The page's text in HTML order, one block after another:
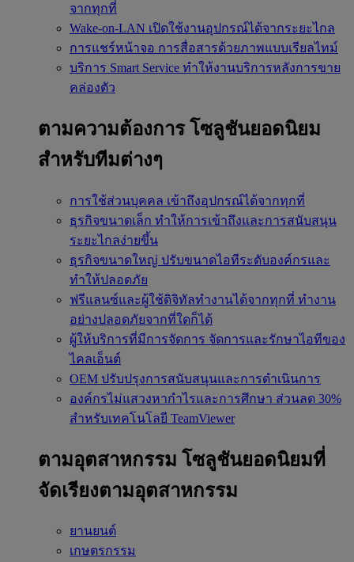
จากทุกที่
Wake-on-LAN เปิดใช้งานอุปกรณ์ได้จากระยะไกล
การแชร์หน้าจอ การสื่อสารด้วยภาพแบบเรียลไทม์
บริการ Smart Service ทำให้งานบริการหลังการขาย
คล่องตัว
ตามความต้องการ โซลูชันยอดนิยม
สำหรับทีมต่างๆ
การใช้ส่วนบุคคล เข้าถึงอุปกรณ์ได้จากทุกที่
ธุรกิจขนาดเล็ก ทำให้การเข้าถึงและการสนับสนุน
ระยะไกลง่ายขึ้น
ธุรกิจขนาดใหญ่ ปรับขนาดไอทีระดับองค์กรและ
ทำให้ปลอดภัย
ฟรีแลนซ์และผู้ใช้ดิจิทัลทำงานได้จากทุกที่ ทำงาน
อย่างปลอดภัยจากที่ใดก็ได้
ผู้ให้บริการที่มีการจัดการ จัดการและรักษาไอทีของ
ไคลเอ็นต์
OEM ปรับปรุงการสนับสนุนและการดำเนินการ
องค์กรไม่แสวงหากำไรและการศึกษา ส่วนลด 30%
สำหรับเทคโนโลยี TeamViewer
ตามอุตสาหกรรม โซลูชันยอดนิยมที่
จัดเรียงตามอุตสาหกรรม
ยานยนต์
เกษตรกรรม